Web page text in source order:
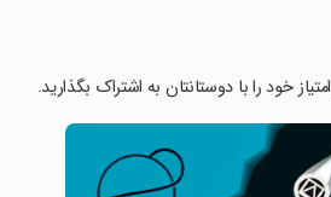
خود را با دوستانتان به اشتراک بگذارید.